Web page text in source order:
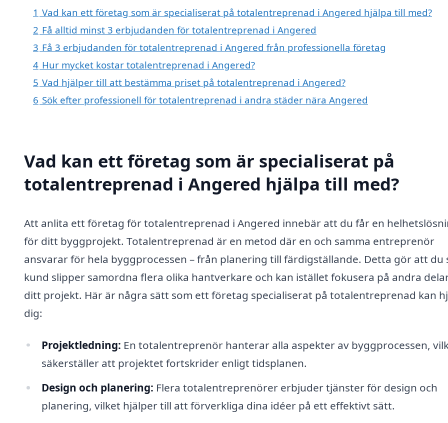
1 Vad kan ett företag som är specialiserat på totalentreprenad i Angered hjälpa till med?
2 Få alltid minst 3 erbjudanden för totalentreprenad i Angered
3 Få 3 erbjudanden för totalentreprenad i Angered från professionella företag
4 Hur mycket kostar totalentreprenad i Angered?
5 Vad hjälper till att bestämma priset på totalentreprenad i Angered?
6 Sök efter professionell för totalentreprenad i andra städer nära Angered
Vad kan ett företag som är specialiserat på
totalentreprenad i Angered hjälpa till med?
Att anlita ett företag för totalentreprenad i Angered innebär att du får en
för ditt byggprojekt. Totalentreprenad är en metod där en och samma entreprenör
ansvarar för hela byggprocessen – från planering till färdigställande. Detta gör att du
kund slipper samordna flera olika hantverkare och kan istället fokusera på andra
ditt projekt. Här är några sätt som ett företag specialiserat på totalentreprenad kan
dig:
Projektledning: En totalentreprenör hanterar alla aspekter av byggprocessen,
säkerställer att projektet fortskrider enligt tidsplanen.
Design och planering: Flera totalentreprenörer erbjuder tjänster för design och
planering, vilket hjälper till att förverkliga dina idéer på ett effektivt sätt.